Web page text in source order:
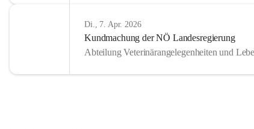
Di., 7. Apr. 2026
Kundmachung der NÖ Landesregierung
Abteilung Veterinärangelegenheiten und